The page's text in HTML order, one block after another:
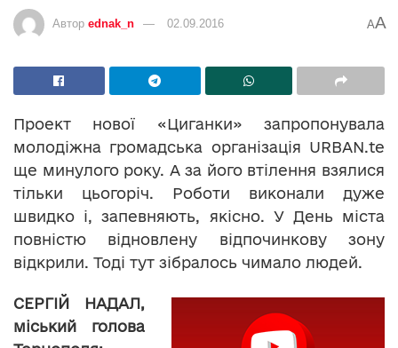
Автор ednak_n 02.09.2016 AA
Проект нової «Циганки» запропонувала
молодіжна громадська організація URBAN.te
ще минулого року. А за його втілення взялися
тільки цьогоріч. Роботи виконали дуже
швидко і, запевняють, якісно. У День міста
повністю відновлену відпочинкову зону
відкрили. Тоді тут зібралось чимало людей.
СЕРГІЙ НАДАЛ,
міський голова